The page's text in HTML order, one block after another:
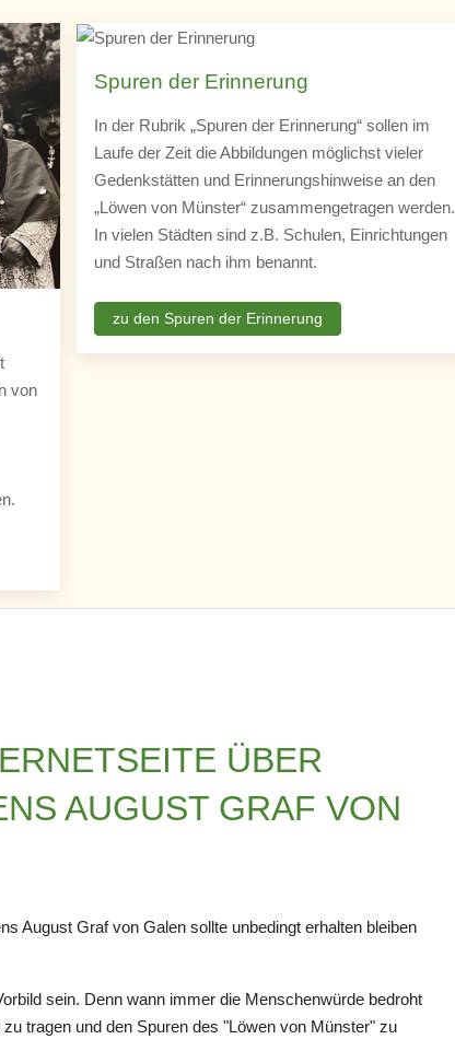
von
Spuren der Erinnerung
In der Rubrik „Spuren der Erinnerung“ sollen im
Laufe der Zeit die Abbildungen möglichst vieler
Gedenkstätten und Erinnerungshinweise an den
„Löwen von Münster“ zusammengetragen werden.
In vielen Städten sind z.B. Schulen, Einrichtungen
und Straßen nach ihm benannt.
zu den Spuren der Erinnerung
ÜBER
AUGUST GRAF VON
August Graf von Galen sollte unbedingt erhalten bleiben
sein. Denn wann immer die Menschenwürde bedroht
tragen und den Spuren des "Löwen von Münster" zu